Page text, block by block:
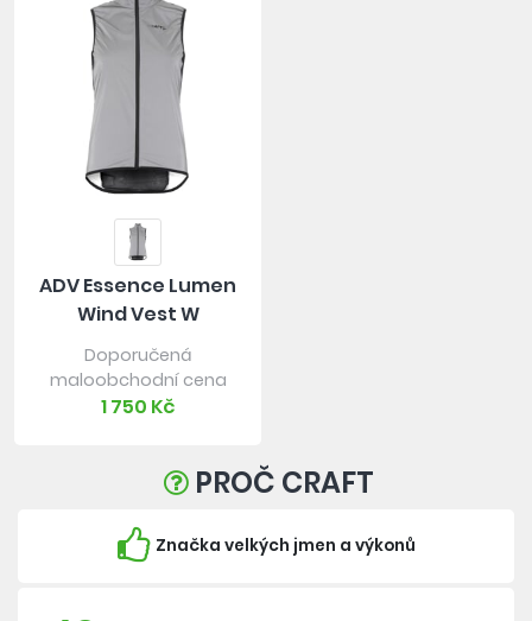
ADV Essence Lumen
Wind Vest W
Doporučená
maloobchodní cena
1 750 Kč
PROČ CRAFT
Značka velkých jmen a výkonů